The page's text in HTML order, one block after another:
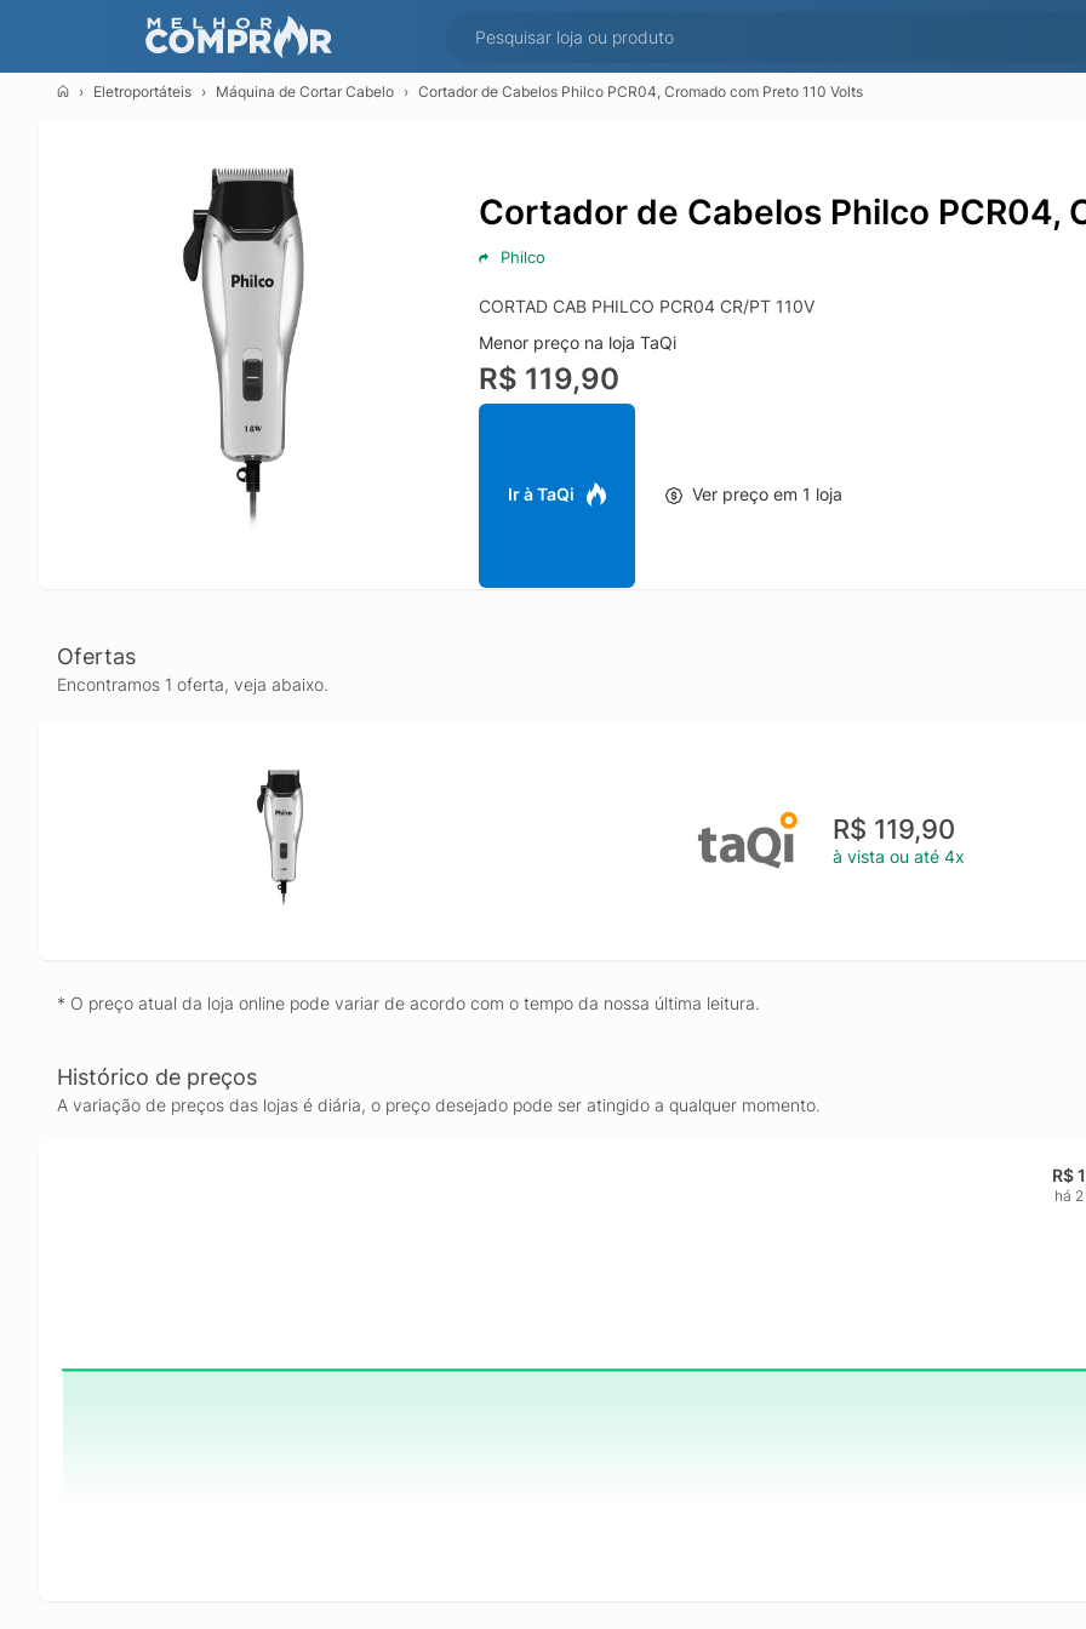
Eletroportáteis Máquina de Cortar Cabelo Cortador de Cabelos Philco PCR04, Cromado com Preto 110 Volts
Cortador de Cabelos Philco PCR04,
Philco
CORTAD CAB PHILCO PCR04 CR/PT 110V
Menor preço na loja TaQi
R$ 119,90
Ir à TaQi Ver preço em 1 loja
Ofertas
Encontramos 1 oferta, veja abaixo.
R$ 119,90
à vista ou até 4x
* O preço atual da loja online pode variar de acordo com o tempo da nossa última leitura.
Histórico de preços
A variação de preços das lojas é diária, o preço desejado pode ser atingido a qualquer momento.
R$
há